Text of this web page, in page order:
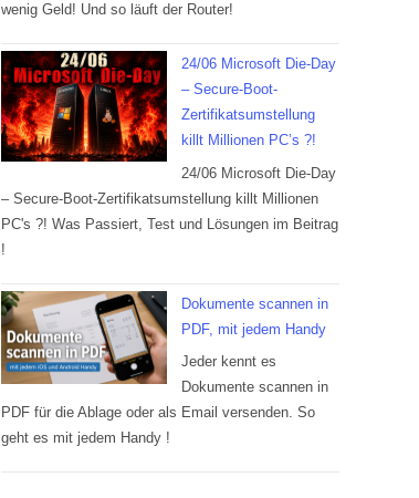
wenig Geld! Und so läuft der Router!
24/06 Microsoft Die-Day
– Secure-Boot-
Zertifikatsumstellung
killt Millionen PC’s ?!
24/06 Microsoft Die-Day
– Secure-Boot-Zertifikatsumstellung killt Millionen
PC's ?! Was Passiert, Test und Lösungen im Beitrag
!
Dokumente scannen in
PDF, mit jedem Handy
Jeder kennt es
Dokumente scannen in
PDF für die Ablage oder als Email versenden. So
geht es mit jedem Handy !